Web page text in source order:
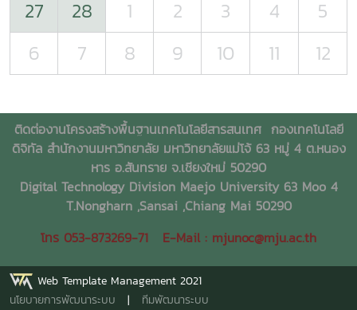
27
28 1 2 3 4
5
6
7 8 9 10 11 12
ติดต่องานโครงสร้างพื้นฐานเทคโนโลยีสารสนเทศ กองเทคโนโลยี
ดิจิทัล สำนักงานมหาวิทยาลัย มหาวิทยาลัยแม่โจ้ 63 หมู่ 4 ต.หนอง
หาร อ.สันทราย จ.เชียงใหม่ 50290
Digital Technology Division Maejo University 63 Moo 4
T.Nongharn ,Sansai ,Chiang Mai 50290
โทร 053-873269-71 E-Mail : mjunoc@mju.ac.th
Web Template Management 2021
นโยบายการพัฒนาระบบ | ทีมพัฒนาระบบ